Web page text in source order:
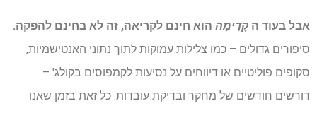
אבל בעוד ה קָדִימָה הוא חינם לקריאה, זה לא בחינם להפקה.
סיפורים גדולים – כמו צלילות עמוקות לתוך נתוני האנטישמיות,
סקופים פוליטיים או דיווחים על נסיעות לקמפוסים בקולג' –
דורשים חודשים של מחקר ובדיקת עובדות. כל זאת בזמן שאנו